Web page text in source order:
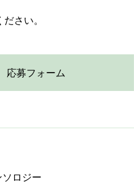
さい。
応募フォーム
ロジー